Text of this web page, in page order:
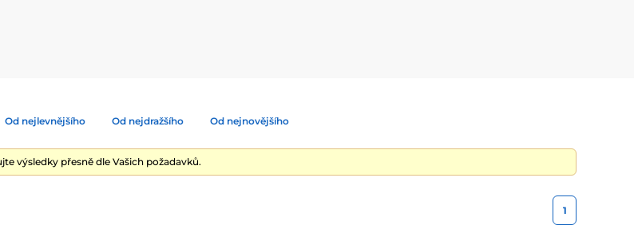
Od nejlevnějšího Od nejdražšího Od nejnovějšího
výsledky přesně dle Vašich požadavků.
1